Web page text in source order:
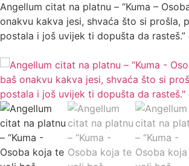
Angellum citat na platnu – “Kuma –
onakvu kakva jesi, shvaća što si prošla,
postala i još uvijek ti dopušta da rasteš.”